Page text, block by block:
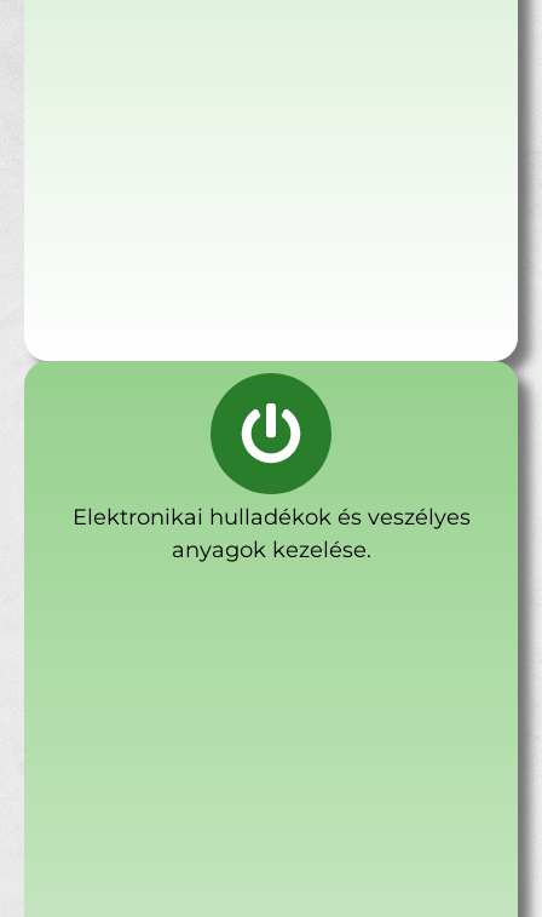
Elektronikai hulladékok és veszélyes
anyagok kezelése.